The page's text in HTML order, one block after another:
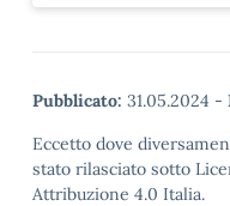
Pubblicato: 31.05.2024 -
Eccetto dove
stato rilasciato sotto
Attribuzione 4.0 Italia.